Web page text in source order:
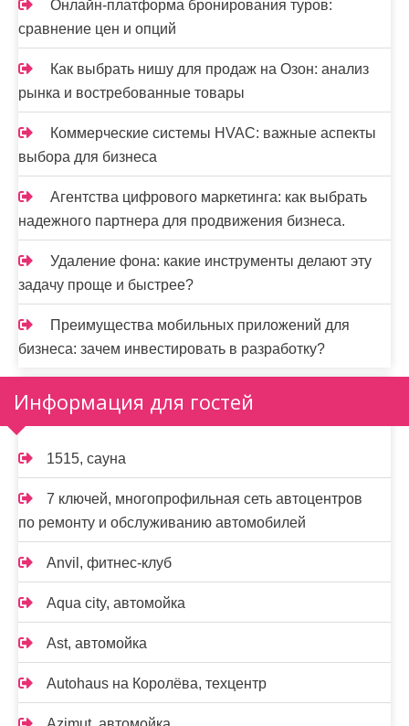
Онлайн-платформа бронирования туров:
сравнение цен и опций
Как выбрать нишу для продаж на Озон: анализ
рынка и востребованные товары
Коммерческие системы HVAC: важные аспекты
выбора для бизнеса
Агентства цифрового маркетинга: как выбрать
надежного партнера для продвижения бизнеса.
Удаление фона: какие инструменты делают эту
задачу проще и быстрее?
Преимущества мобильных приложений для
бизнеса: зачем инвестировать в разработку?
Информация для гостей
1515, сауна
7 ключей, многопрофильная сеть автоцентров
по ремонту и обслуживанию автомобилей
Anvil, фитнес-клуб
Aqua city, автомойка
Ast, автомойка
Autohaus на Королёва, техцентр